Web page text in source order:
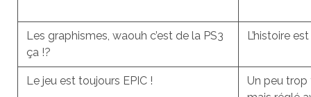
Les graphismes, waouh c’est de la PS3
ça !?
L’histoire
Le jeu est toujours EPIC !
Un peu trop